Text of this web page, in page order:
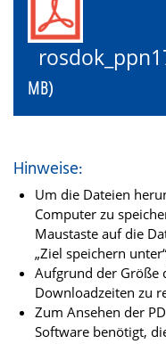
MB)
Hinweise:
Um die Dateien
Computer zu
Maustaste auf die
„Ziel speichern
Aufgrund der Größe
Downloadzeiten zu
Zum Ansehen der
Software benötigt,